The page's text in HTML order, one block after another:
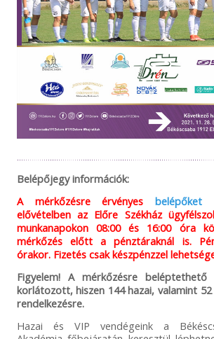
Belépőjegy információk:
A mérkőzésre érvényesbelépőket
elővételben az Előre Székház
munkanapokon 08:00 és 16:00 óra
mérkőzés előtt a pénztáraknál is.
órakor. Fizetés csak készpénzzel
Figyelem! A mérkőzésre beléptethető
korlátozott, hiszen 144 hazai, valamint
rendelkezésre.
Hazai és VIP vendégeink a